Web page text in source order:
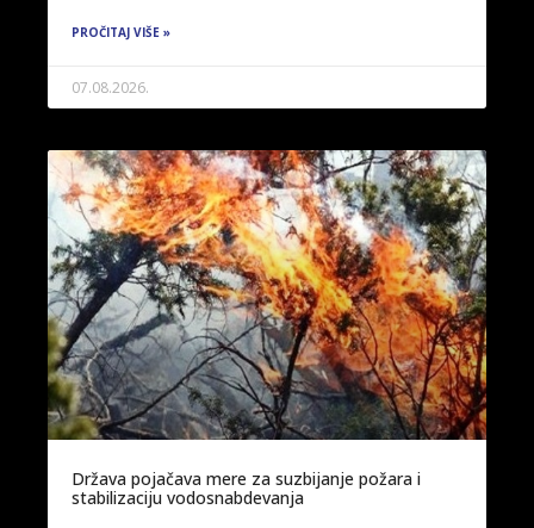
PROČITAJ VIŠE »
07.08.2026.
Država pojačava mere za suzbijanje požara i
stabilizaciju vodosnabdevanja